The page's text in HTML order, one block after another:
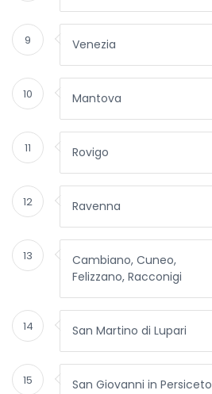
9 Venezia
10 Mantova
11 Rovigo
12 Ravenna
13
Cambiano, Cuneo,
Felizzano, Racconigi
14 San Martino di Lupari
15 San Giovanni in Persiceto